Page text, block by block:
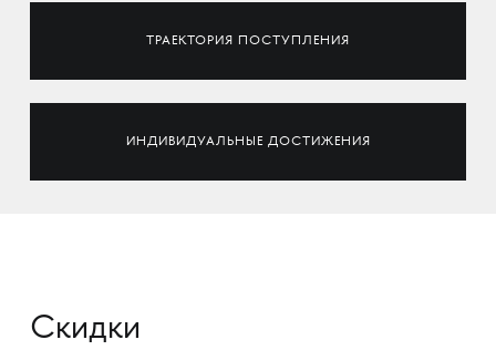
ТРАЕКТОРИЯ ПОСТУПЛЕНИЯ
ИНДИВИДУАЛЬНЫЕ ДОСТИЖЕНИЯ
Скидки